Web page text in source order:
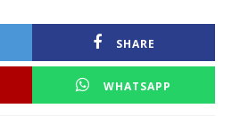
SHARE
WHATSAPP